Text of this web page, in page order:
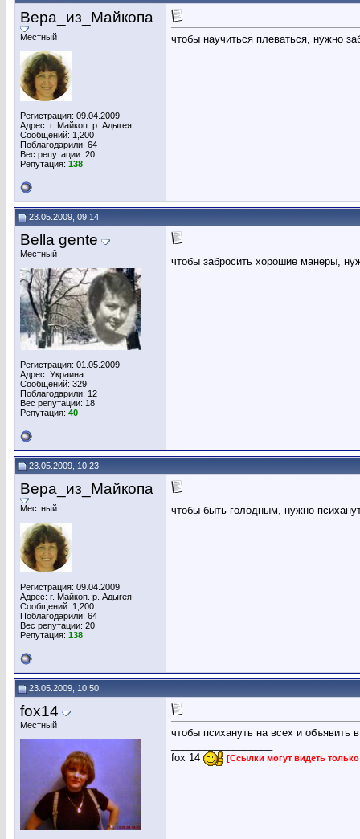
Вера_из_Майкопа
Местный
Регистрация: 09.04.2009
Адрес: г. Майкоп. р. Адыгея
Сообщений: 1,200
Поблагодарили: 64
Вес репутации: 20
Репутация: 138
чтобы научиться плеваться, нужно
23.05.2009, 09:14
Bella gente
Местный
Регистрация: 01.05.2009
Адрес: Украина
Сообщений: 329
Поблагодарили: 12
Вес репутации: 18
Репутация: 40
чтобы забросить хорошие манеры,
23.05.2009, 10:23
Вера_из_Майкопа
Местный
Регистрация: 09.04.2009
Адрес: г. Майкоп. р. Адыгея
Сообщений: 1,200
Поблагодарили: 64
Вес репутации: 20
Репутация: 138
чтобы быть голодным, нужно
23.05.2009, 10:50
fox14
Местный
чтобы психануть на всех и объявить
fox 14
[Ссылки могут видеть